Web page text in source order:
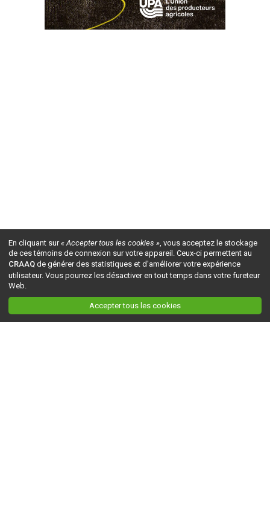
En cliquant sur« Accepter tous les cookies », vous acceptez le stockage
de ces témoins de connexion sur votre appareil. Ceux-ci permettent au
CRAAQ de générer des statistiques et d'améliorer votre expérience
utilisateur. Vous pourrez les désactiver en tout temps dans votre fureteur
Web.
Accepter tous les cookies